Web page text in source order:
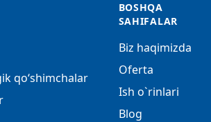
qo‘shimchalar
BOSHQA
SAHIFALAR
Biz haqimizda
Oferta
Ish o`rinlari
Blog